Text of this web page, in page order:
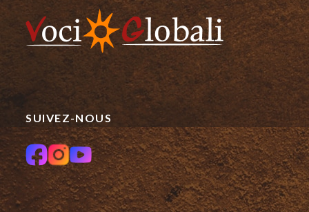
SUIVEZ-NOUS